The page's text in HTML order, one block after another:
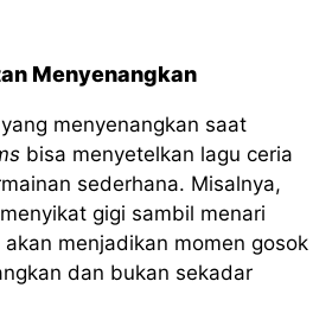
Menyenangkan
menyenangkan saat
bisa menyetelkan lagu ceria
sederhana. Misalnya,
gigi sambil menari
menjadikan momen gosok
dan bukan sekadar